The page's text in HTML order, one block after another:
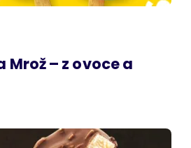
Mrož – z ovoce a